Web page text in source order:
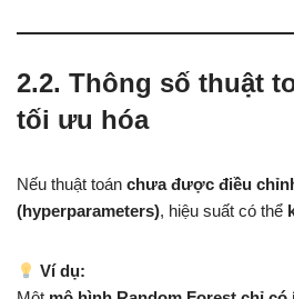
2.2. Thông số thuật
tối ưu hóa
Nếu thuật toán chưa được điều
(hyperparameters), hiệu suất có thể
Ví dụ: